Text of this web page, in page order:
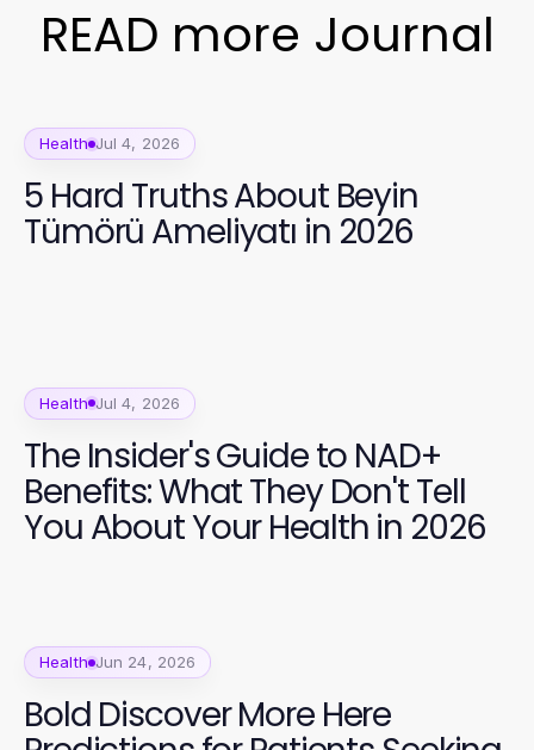
READ more Journal
Health Jul 4, 2026
5 Hard Truths About Beyin
Tümörü Ameliyatı in 2026
Health Jul 4, 2026
The Insider's Guide to NAD+
Benefits: What They Don't Tell
You About Your Health in 2026
Health Jun 24, 2026
Bold Discover More Here